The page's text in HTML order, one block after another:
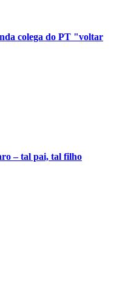
colega do PT "voltar
– tal pai, tal filho